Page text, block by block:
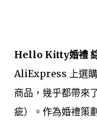
Hello Kitty婚禮
AliExpress 上選
商品，幾乎都帶來
疵）。作為婚禮策